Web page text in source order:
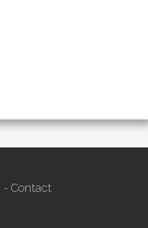
-Contact